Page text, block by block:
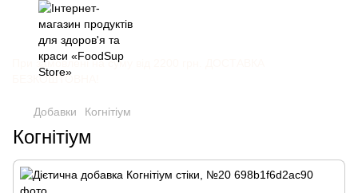
При замовлені на суму від 2200 грн. ДОСТАВКА
БЕЗКОШТОВНА!
Добавки Когнітіум
Когнітіум